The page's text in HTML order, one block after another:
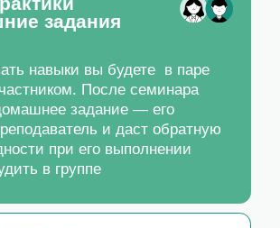
и даст обратную
при его выполнении
как в очном формате
так и онлайн. Семинары
выходным, вы можете заранее